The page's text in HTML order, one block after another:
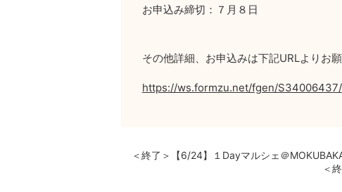
お申込み締切：７月８日
その他詳細、お申込みは下記URLよりお願
https://ws.formzu.net/fgen/S34006437/
＜終了＞【6/24】１Dayマルシェ＠
＜